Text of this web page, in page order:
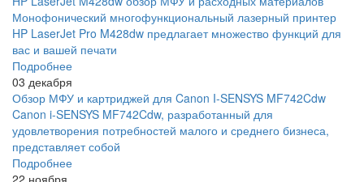
Монофонический многофункциональный лазерный принтер
HP LaserJet Pro M428dw предлагает множество функций для
вас и вашей печати
Подробнее
03 декабря
Обзор МФУ и картриджей для Canon I-SENSYS MF742Cdw
Canon i-SENSYS MF742Cdw, разработанный для
удовлетворения потребностей малого и среднего бизнеса,
представляет собой
Подробнее